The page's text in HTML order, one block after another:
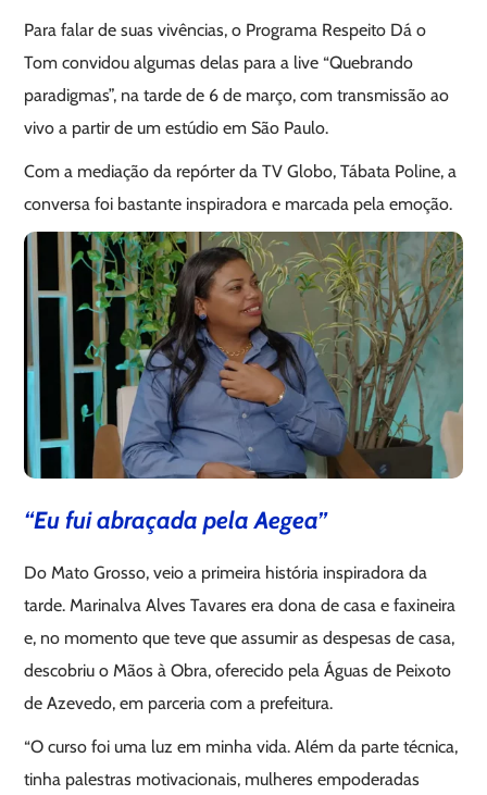
Para falar de suas vivências, o Programa Respeito Dá o
Tom convidou algumas delas para a live “Quebrando
paradigmas”, na tarde de 6 de março, com transmissão ao
vivo a partir de um estúdio em São Paulo.
Com a mediação da repórter da TV Globo, Tábata Poline, a
conversa foi bastante inspiradora e marcada pela emoção.
“Eu fui abraçada pela Aegea”
Do Mato Grosso, veio a primeira história inspiradora da
tarde. Marinalva Alves Tavares era dona de casa e faxineira
e, no momento que teve que assumir as despesas de casa,
descobriu o Mãos à Obra, oferecido pela Águas de Peixoto
de Azevedo, em parceria com a prefeitura.
“O curso foi uma luz em minha vida. Além da parte técnica,
tinha palestras motivacionais, mulheres empoderadas